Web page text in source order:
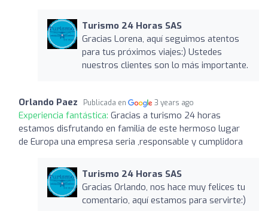
Turismo 24 Horas SAS
Gracias Lorena, aquí seguimos atentos
para tus próximos viajes:) Ustedes
nuestros clientes son lo más importante.
Orlando Paez Publicada en 3 years ago
Experiencia fantástica: Gracias a turismo 24 horas
estamos disfrutando en familia de este hermoso lugar
de Europa una empresa seria ,responsable y cumplidora
Turismo 24 Horas SAS
Gracias Orlando, nos hace muy felices tu
comentario, aquí estamos para servirte:)